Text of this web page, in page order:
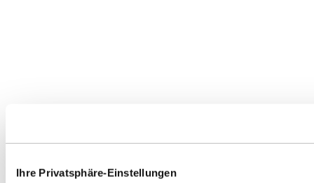
Ihre Privatsphäre-Einstellungen